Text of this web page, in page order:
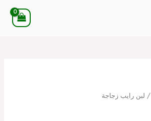
/ لبن رايب زجاجة